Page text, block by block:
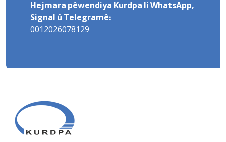
Hejmara pêwendiya Kurdpa li WhatsApp,
Signal û Telegramê:
0012026078129